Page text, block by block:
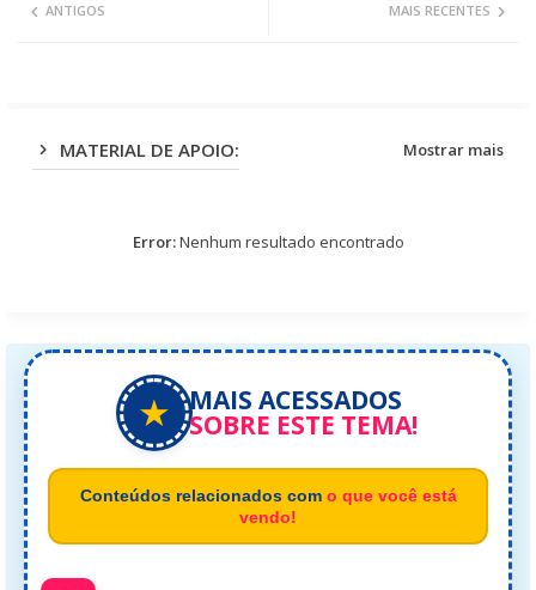
MAIS RECENTES
ANTIGOS
MATERIAL DE APOIO: Mostrar mais
Error:Nenhum resultado encontrado
★ MAIS ACESSADOS
SOBRE ESTE TEMA!
Conteúdos relacionados com o que você está
vendo!